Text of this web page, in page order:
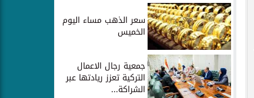
سعر الذهب مساء اليوم
الخميس
جمعية رجال الاعمال
التركية تعزز ريادتها عبر
الشراكة...